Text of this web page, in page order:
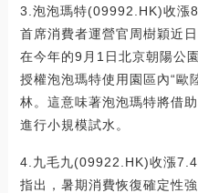
3.泡泡瑪特(09992.HK)收漲
首席消費者運營官周樹穎近
在今年的9月1日北京朝陽公
授權泡泡瑪特使用園區內“歐
林。這意味著泡泡瑪特將借
進行小規模試水。
4.九毛九(09922.HK)收漲
指出，暑期消費恢復確定性